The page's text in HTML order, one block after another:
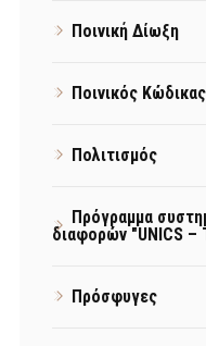
Ποινική Δίωξη
Ποινικός Κώδικας
Πολιτισμός
Πρόγραμμα
διαφορών "UNICS –
Πρόσφυγες